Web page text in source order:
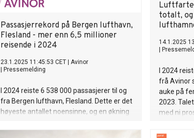
Passasjerrekord på Bergen lufthavn,
Flesland - mer enn 6,5 millioner
reisende i 2024
23.1.2025 11:45:53 CET
Avinor
Pressemelding
I 2024 reiste 6 538 000 passasjerer til og
fra Bergen lufthavn, Flesland. Dette er det
høyeste antallet noensinne, og en økning
2023.
totalt,
14.1.2025
I 2024
frå Avinor
auke på
2023.
med ni